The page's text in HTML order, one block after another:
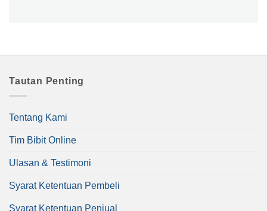
Tautan Penting
Tentang Kami
Tim Bibit Online
Ulasan & Testimoni
Syarat Ketentuan Pembeli
Syarat Ketentuan Penjual